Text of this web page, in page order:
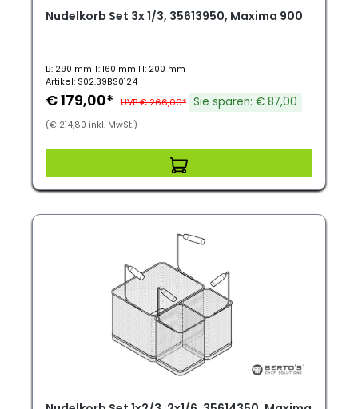
Nudelkorb Set 3x 1/3, 35613950, Maxima 900
B: 290 mm T: 160 mm H: 200 mm
Artikel: S02.39BS0124
€ 179,00* UVP € 266,00* Sie sparen: € 87,00
(€ 214,80 inkl. MwSt.)